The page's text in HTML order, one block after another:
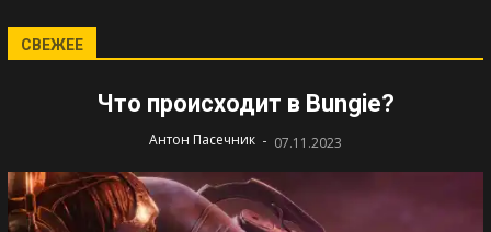
СВЕЖЕЕ
Что происходит в Bungie?
Антон Пасечник - 07.11.2023